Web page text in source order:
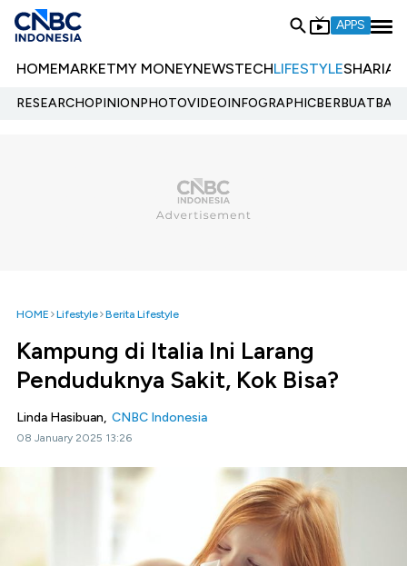
APPS
HOMEMARKETMY MONEYNEWSTECHLIFESTYLESHARIA
RESEARCHOPINIONPHOTOVIDEOINFOGRAPHIC
HOME Lifestyle Berita Lifestyle
Kampung di Italia Ini Larang
Penduduknya Sakit, Kok Bisa?
Linda Hasibuan, CNBC Indonesia
08 January 2025 13:26